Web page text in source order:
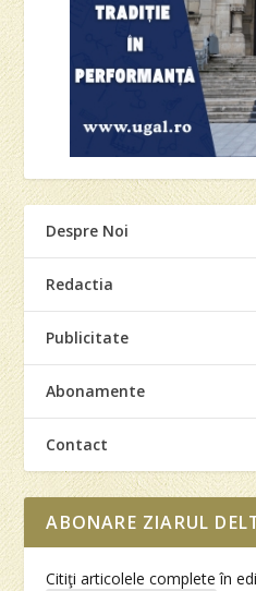
Despre Noi
Redactia
Publicitate
Abonamente
Contact
ABONARE ZIARUL
Citiţi articolele complete în